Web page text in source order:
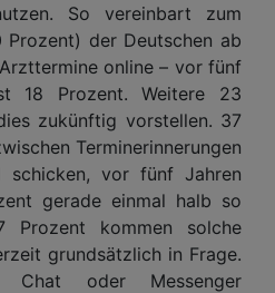
So vereinbart zum
der Deutschen ab
online – vor fünf
18 Prozent. Weitere 23
zukünftig vorstellen. 37
Terminerinnerungen
schicken, vor fünf Jahren
gerade einmal halb so
Prozent kommen solche
grundsätzlich in Frage.
oder Messenger